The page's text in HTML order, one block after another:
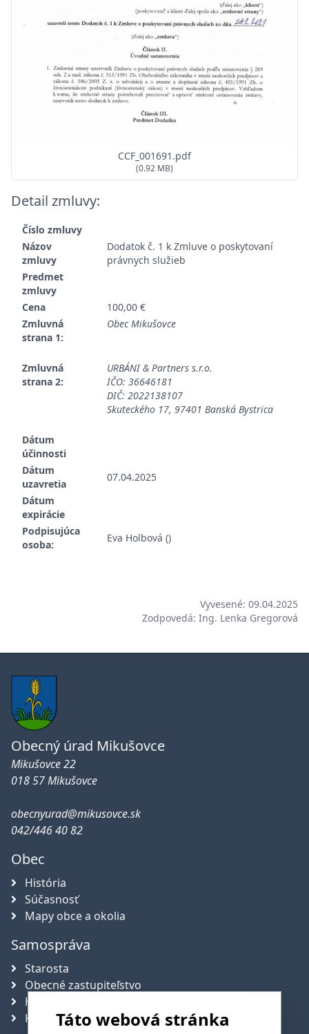
CCF_001691.pdf
(0.92 MB)
Detail zmluvy:
Číslo zmluvy
Názov
zmluvy
Dodatok č. 1 k Zmluve o poskytovaní
právnych služieb
Predmet
zmluvy
Cena
100,00 €
Zmluvná
strana 1:
Obec Mikušovce
Zmluvná
strana 2:
URBÁNI & Partners s.r.o.
IČO: 36646181
DIČ: 2022138107
Skuteckého 17, 97401 Banská Bystrica
Dátum
účinnosti
Dátum
uzavretia
07.04.2025
Dátum
expirácie
Podpisujúca
osoba:
Eva Holbová ()
Vyvesené: 09.04.2025
Zodpovedá: Ing. Lenka Gregorová
Obecný úrad Mikušovce
Mikušovce 22
018 57 Mikušovce
obecnyurad@mikusovce.sk
042/446 40 82
Obec
História
Súčasnosť
Mapy obce a okolia
Samospráva
Starosta
Obecné zastupiteľstvo
Hlavný kontrolór obce
KomisieTáto webová stránka